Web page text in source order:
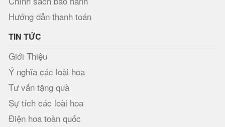
Hướng dẫn thanh toán
TIN TỨC
Giới Thiệu
Ý nghĩa các loài hoa
Tư vấn tặng quà
Sự tích các loài hoa
Điện hoa toàn quốc